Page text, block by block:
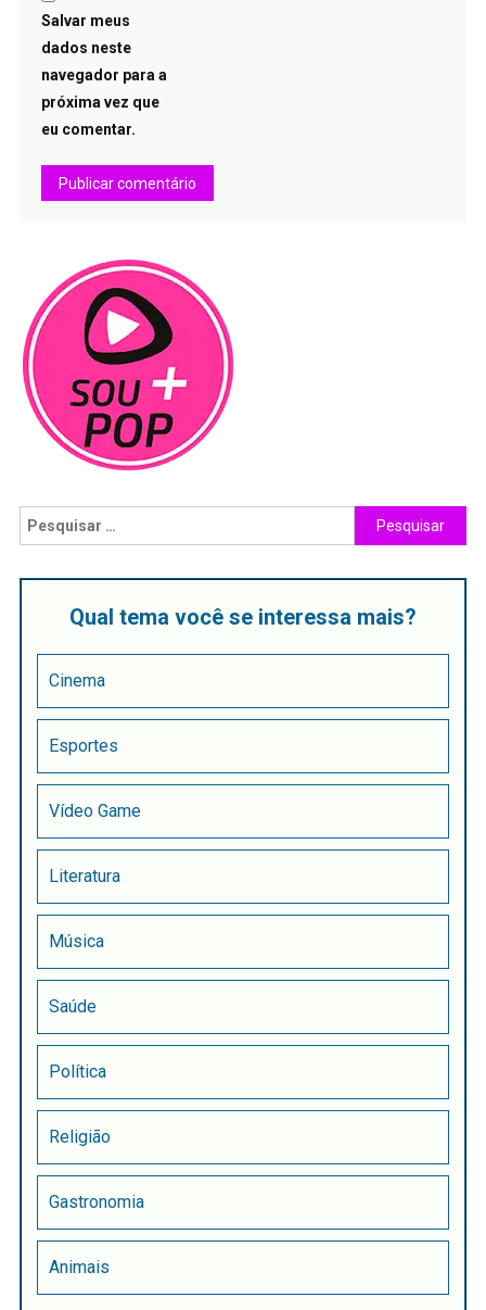
Salvar meus
dados neste
navegador para a
próxima vez que
eu comentar.
Qual tema você se interessa mais?
Cinema
Esportes
Vídeo Game
Literatura
Música
Saúde
Política
Religião
Gastronomia
Animais